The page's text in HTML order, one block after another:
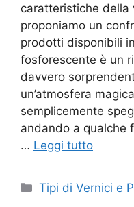
caratteristiche della
proponiamo un
prodotti disponibili
fosforescente è un
davvero
un’atmosfera
semplicemente
andando a qualche
… Leggi tutto
Categorie
Tipi di Vernici e